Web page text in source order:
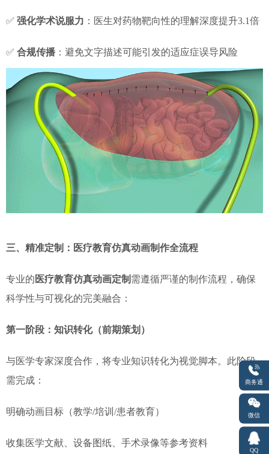
✅ 强化学术说服力 ：医生对药物靶向性的理解深度提升3.1倍
✅ 合规传播 ：避免文字描述可能引发的适应症误导风险
三、精准定制：医疗教育仿真动画制作全流程
专业的 医疗教育仿真动画定制 需遵循严谨的制作流程，确保
科学性与可视化的完美融合：
第一阶段：知识转化（前期策划）
与医学专家深度合作，将专业知识转化为视觉脚本。此阶段
需完成：
明确动画目标（教学/培训/患者教育）
收集医学文献、设备图纸、手术录像等参考资料
商务通
微信
QQ